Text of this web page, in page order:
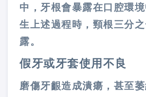
中，牙根會暴露在口腔環
生上述過程時，頸根三分
露。
假牙或牙套使用不良
磨傷牙齦造成潰瘍，甚至